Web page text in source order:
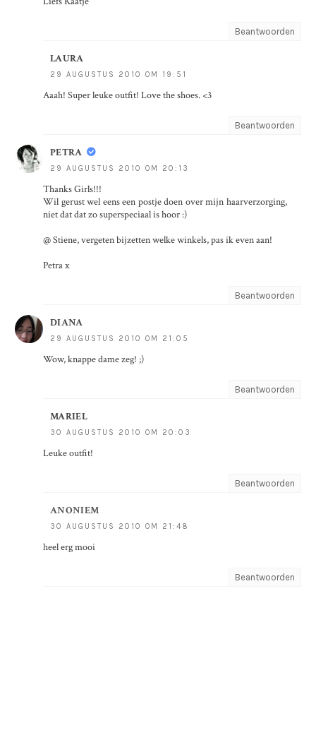
Beantwoorden
LAURA
29 AUGUSTUS 2010 OM 19:51
Aaah! Super leuke outfit! Love the shoes. <3
Beantwoorden
PETRA
29 AUGUSTUS 2010 OM 20:13
Thanks Girls!!!
Wil gerust wel eens een postje doen over mijn haarverzorging,
niet dat dat zo superspeciaal is hoor :)
@ Stiene, vergeten bijzetten welke winkels, pas ik even aan!
Petra x
Beantwoorden
DIANA
29 AUGUSTUS 2010 OM 21:05
Wow, knappe dame zeg! ;)
Beantwoorden
MARIEL
30 AUGUSTUS 2010 OM 20:03
Leuke outfit!
Beantwoorden
ANONIEM
30 AUGUSTUS 2010 OM 21:48
heel erg mooi
Beantwoorden